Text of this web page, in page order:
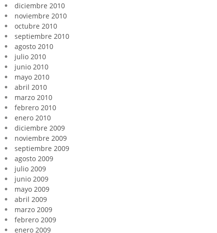
diciembre 2010
noviembre 2010
octubre 2010
septiembre 2010
agosto 2010
julio 2010
junio 2010
mayo 2010
abril 2010
marzo 2010
febrero 2010
enero 2010
diciembre 2009
noviembre 2009
septiembre 2009
agosto 2009
julio 2009
junio 2009
mayo 2009
abril 2009
marzo 2009
febrero 2009
enero 2009